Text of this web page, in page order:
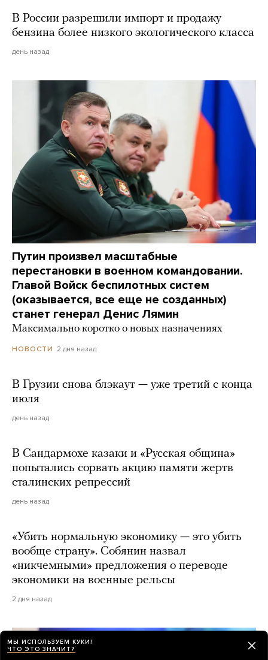
В России разрешили импорт и продажу
бензина более низкого экологического класса
день назад
Путин произвел масштабные
перестановки в военном командовании.
Главой Войск беспилотных систем
(оказывается, все еще не созданных)
станет генерал Денис Лямин
Максимально коротко о новых назначениях
НОВОСТИ 2 дня назад
В Грузии снова блэкаут — уже третий с конца
июля
день назад
В Сандармохе казаки и «Русская община»
попытались сорвать акцию памяти жертв
сталинских репрессий
день назад
«Убить нормальную экономику — это убить
вообще страну». Собянин назвал
«никчемными» предложения о переводе
экономики на военные рельсы
2 дня назад
МЫ ИСПОЛЬЗУЕМ КУКИ!
ЧТО ЭТО ЗНАЧИТ?